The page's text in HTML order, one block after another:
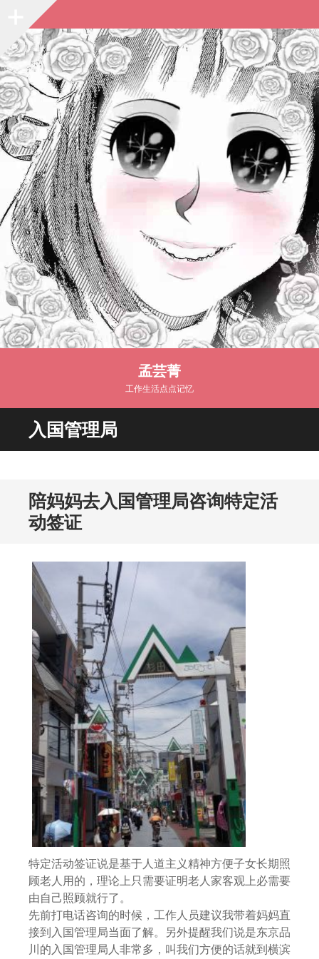
Sidebar
孟芸菁
工作生活点点记忆
入国管理局
陪妈妈去入国管理局咨询特定活
动签证
特定活动签证说是基于人道主义精神方便子女长期照
顾老人用的，理论上只需要证明老人家客观上必需要
由自己照顾就行了。
先前打电话咨询的时候，工作人员建议我带着妈妈直
接到入国管理局当面了解。另外提醒我们说是东京品
川的入国管理局人非常多，叫我们方便的话就到横滨